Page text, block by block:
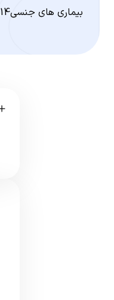
بیماری های جنسی14, تیر, 1405